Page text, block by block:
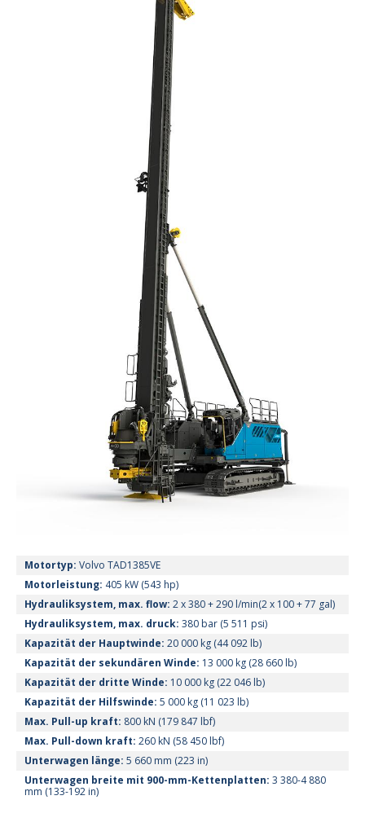
Motortyp: Volvo TAD1385VE
Motorleistung: 405 kW (543 hp)
Hydrauliksystem, max. flow: 2 x 380 + 290 l/min(2 x 100 + 77 gal)
Hydrauliksystem, max. druck: 380 bar (5 511 psi)
Kapazität der Hauptwinde: 20 000 kg (44 092 lb)
Kapazität der sekundären Winde: 13 000 kg (28 660 lb)
Kapazität der dritte Winde: 10 000 kg (22 046 lb)
Kapazität der Hilfswinde: 5 000 kg (11 023 lb)
Max. Pull-up kraft: 800 kN (179 847 lbf)
Max. Pull-down kraft: 260 kN (58 450 lbf)
Unterwagen länge: 5 660 mm (223 in)
Unterwagen breite mit 900-mm-Kettenplatten: 3 380-4 880
mm (133-192 in)